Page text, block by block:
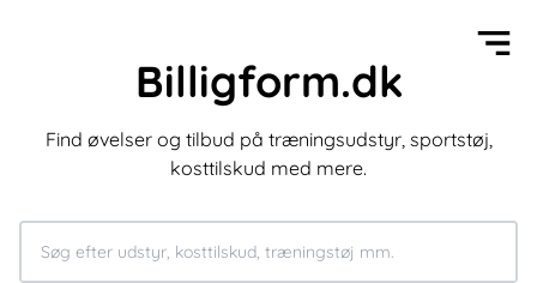
Billigform.dk
Find øvelser og tilbud på træningsudstyr, sportstøj,
kosttilskud med mere.